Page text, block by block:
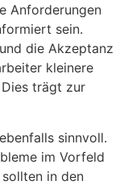
Anforderungen
sein.
die Akzeptanz
kleinere
trägt zur
sinnvoll.
im Vorfeld
in den